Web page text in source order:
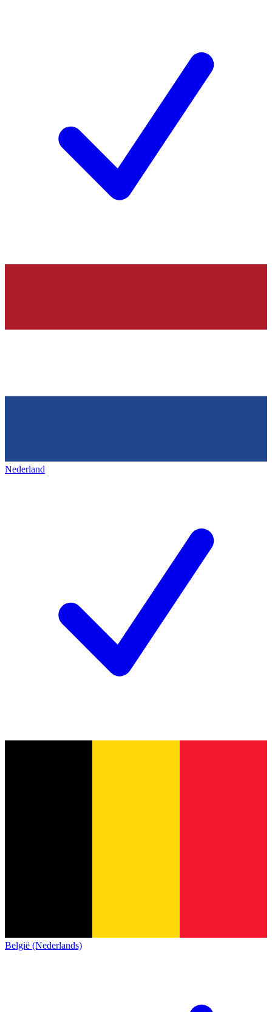
Nederland
België (Nederlands)